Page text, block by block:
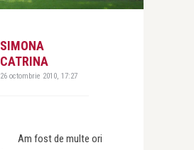
SIMONA
CATRINA
26 octombrie 2010, 17:27
Am fost de multe ori